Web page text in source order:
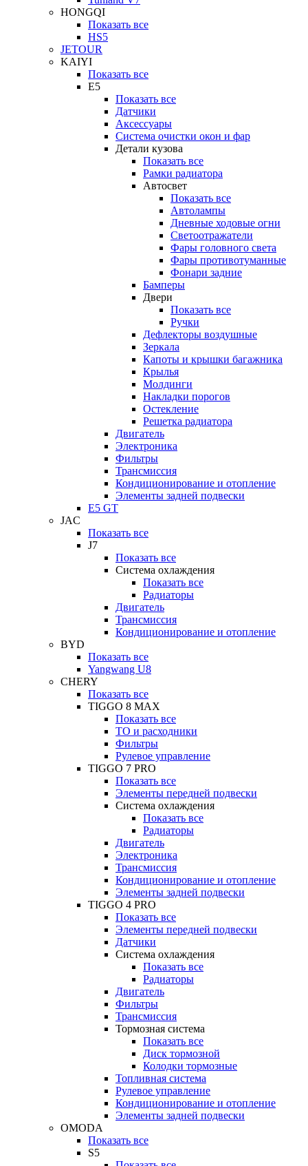
HONGQI
Показать все
HS5
JETOUR
KAIYI
Показать все
E5
Показать все
Датчики
Аксессуары
Система очистки окон и фар
Детали кузова
Показать все
Рамки радиатора
Автосвет
Показать все
Автолампы
Дневные ходовые огни
Светоотражатели
Фары головного света
Фары противотуманные
Фонари задние
Бамперы
Двери
Показать все
Ручки
Дефлекторы воздушные
Зеркала
Капоты и крышки багажника
Крылья
Молдинги
Накладки порогов
Остекление
Решетка радиатора
Двигатель
Электроника
Фильтры
Трансмиссия
Кондиционирование и отопление
Элементы задней подвески
E5 GT
JAC
Показать все
J7
Показать все
Система охлаждения
Показать все
Радиаторы
Двигатель
Трансмиссия
Кондиционирование и отопление
BYD
Показать все
Yangwang U8
CHERY
Показать все
TIGGO 8 MAX
Показать все
ТО и расходники
Фильтры
Рулевое управление
TIGGO 7 PRO
Показать все
Элементы передней подвески
Система охлаждения
Показать все
Радиаторы
Двигатель
Электроника
Трансмиссия
Кондиционирование и отопление
Элементы задней подвески
TIGGO 4 PRO
Показать все
Элементы передней подвески
Датчики
Система охлаждения
Показать все
Радиаторы
Двигатель
Фильтры
Трансмиссия
Тормозная система
Показать все
Диск тормозной
Колодки тормозные
Топливная система
Рулевое управление
Кондиционирование и отопление
Элементы задней подвески
OMODA
Показать все
S5